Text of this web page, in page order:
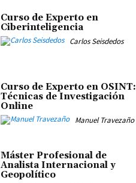
Curso de Experto en
Ciberinteligencia
Carlos Seisdedos
Curso de Experto en OSINT:
Técnicas de Investigación
Online
Manuel Travezaño
Máster Profesional de
Analista Internacional y
Geopolítico